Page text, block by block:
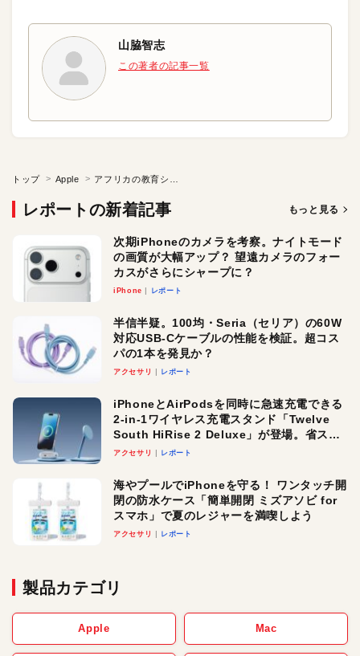
山脇智志
この著者の記事一覧
トップ Apple
レポートの新着記事 もっと見る
次期iPhoneのカメラを考察。ナイトモード
の画質が大幅アップ？ 望遠カメラのフォー
カスがさらにシャープに？
iPhone レポート
半信半疑。100均・Seria（セリア）の60W
対応USB-Cケーブルの性能を検証。超コス
パの1本を発見か？
アクセサリ レポート
iPhoneとAirPodsを同時に急速充電できる
2-in-1ワイヤレス充電スタンド「Twelve
South HiRise 2 Deluxe」が登場。省スペ
ースでおしゃれに充電したい人にオスス
アクセサリ レポート
海やプールでiPhoneを守る！ ワンタッチ開
閉の防水ケース「簡単開閉 ミズアソビ for
スマホ」で夏のレジャーを満喫しよう
アクセサリ レポート
製品カテゴリ
Apple Mac